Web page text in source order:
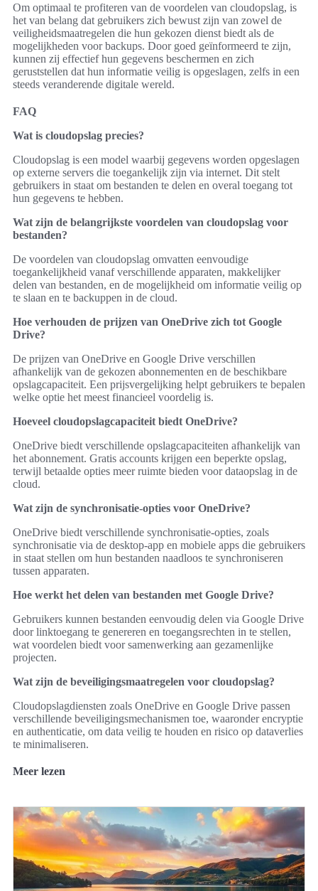
Om optimaal te profiteren van de voordelen van cloudopslag, is
het van belang dat gebruikers zich bewust zijn van zowel de
veiligheidsmaatregelen die hun gekozen dienst biedt als de
mogelijkheden voor backups. Door goed geïnformeerd te zijn,
kunnen zij effectief hun gegevens beschermen en zich
geruststellen dat hun informatie veilig is opgeslagen, zelfs in een
steeds veranderende digitale wereld.
FAQ
Wat is cloudopslag precies?
Cloudopslag is een model waarbij gegevens worden opgeslagen
op externe servers die toegankelijk zijn via internet. Dit stelt
gebruikers in staat om bestanden te delen en overal toegang tot
hun gegevens te hebben.
Wat zijn de belangrijkste voordelen van cloudopslag voor
bestanden?
De voordelen van cloudopslag omvatten eenvoudige
toegankelijkheid vanaf verschillende apparaten, makkelijker
delen van bestanden, en de mogelijkheid om informatie veilig op
te slaan en te backuppen in de cloud.
Hoe verhouden de prijzen van OneDrive zich tot Google
Drive?
De prijzen van OneDrive en Google Drive verschillen
afhankelijk van de gekozen abonnementen en de beschikbare
opslagcapaciteit. Een prijsvergelijking helpt gebruikers te bepalen
welke optie het meest financieel voordelig is.
Hoeveel cloudopslagcapaciteit biedt OneDrive?
OneDrive biedt verschillende opslagcapaciteiten afhankelijk van
het abonnement. Gratis accounts krijgen een beperkte opslag,
terwijl betaalde opties meer ruimte bieden voor dataopslag in de
cloud.
Wat zijn de synchronisatie-opties voor OneDrive?
OneDrive biedt verschillende synchronisatie-opties, zoals
synchronisatie via de desktop-app en mobiele apps die gebruikers
in staat stellen om hun bestanden naadloos te synchroniseren
tussen apparaten.
Hoe werkt het delen van bestanden met Google Drive?
Gebruikers kunnen bestanden eenvoudig delen via Google Drive
door linktoegang te genereren en toegangsrechten in te stellen,
wat voordelen biedt voor samenwerking aan gezamenlijke
projecten.
Wat zijn de beveiligingsmaatregelen voor cloudopslag?
Cloudopslagdiensten zoals OneDrive en Google Drive passen
verschillende beveiligingsmechanismen toe, waaronder encryptie
en authenticatie, om data veilig te houden en risico op dataverlies
te minimaliseren.
Meer lezen